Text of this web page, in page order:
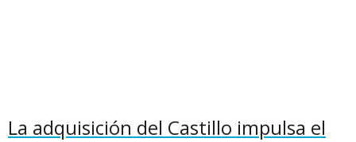
La adquisición del Castillo impulsa el